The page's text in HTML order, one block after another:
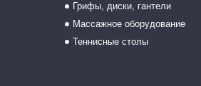
Грифы, диски, гантели
Массажное оборудование
Теннисные столы